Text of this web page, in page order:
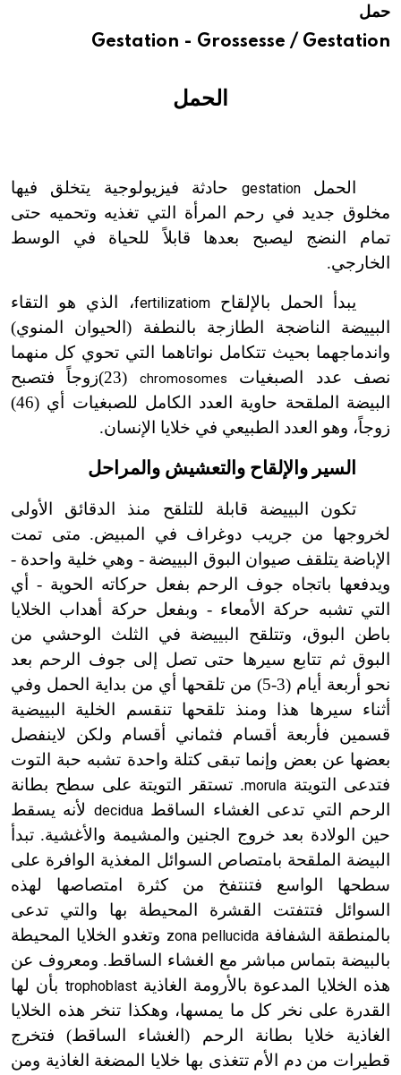
حمل
Gestation - Grossesse / Gestation
الحمل
الحملgestation حادثة فيزيولوجية يتخلق فيها
مخلوق جديد في رحم المرأة التي تغذيه وتحميه حتى
تمام النضج ليصبح بعدها قابلاً للحياة في الوسط
الخارجي.
يبدأ الحمل بالإلقاحfertilizatiom، الذي هو التقاء
البييضة الناضجة الطازجة بالنطفة (الحيوان المنوي)
واندماجهما بحيث تتكامل نواتاهما التي تحوي كل منهما
نصف عدد الصبغيات
chromosomes
(23)
زوجاً فتصبح
البيضة الملقحة حاوية العدد الكامل للصبغيات أي (46)
زوجاً، وهو العدد الطبيعي في خلايا الإنسان.
السير والإلقاح والتعشيش والمراحل
تكون البييضة قابلة للتلقح منذ الدقائق الأولى
لخروجها من جريب دوغراف في المبيض. متى تمت
الإباضة يتلقف صيوان البوق البييضة - وهي خلية واحدة -
ويدفعها باتجاه جوف الرحم بفعل حركاته الحوية - أي
التي تشبه حركة الأمعاء - وبفعل حركة أهداب الخلايا
باطن البوق، وتتلقح البييضة في الثلث الوحشي من
البوق ثم تتابع سيرها حتى تصل إلى جوف الرحم بعد
نحو أربعة أيام (3-5) من تلقحها أي من بداية الحمل وفي
أثناء سيرها هذا ومنذ تلقحها تنقسم الخلية البييضية
قسمين فأربعة أقسام فثماني أقسام ولكن لاينفصل
بعضها عن بعض وإنما تبقى كتلة واحدة تشبه حبة التوت
فتدعى التويتةmorula. تستقر التويتة على سطح بطانة
الرحم التي تدعى الغشاء الساقطdecidua لأنه يسقط
حين الولادة بعد خروج الجنين والمشيمة والأغشية. تبدأ
البيضة الملقحة بامتصاص السوائل المغذية الوافرة على
سطحها الواسع فتنتفخ من كثرة امتصاصها لهذه
السوائل فتتفتت القشرة المحيطة بها والتي تدعى
بالمنطقة الشفافة zona pellucida وتغدو الخلايا المحيطة
بالبيضة بتماس مباشر مع الغشاء الساقط. ومعروف عن
هذه الخلايا المدعوة بالأرومة الغاذيةtrophoblast بأن لها
القدرة على نخر كل ما يمسها، وهكذا تنخر هذه الخلايا
الغاذية خلايا بطانة الرحم (الغشاء الساقط) فتخرج
قطيرات من دم الأم تتغذى بها خلايا المضغة الغاذية ومن